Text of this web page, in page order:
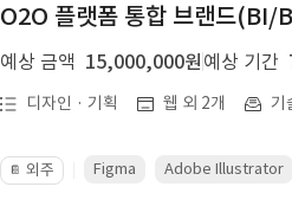
O2O 플랫폼 통합 브랜드(BI/
예상 금액 15,000,000원 예상 기간
디자인 · 기획 웹 외 2개 기
📔 외주 Figma Adobe Illustrator